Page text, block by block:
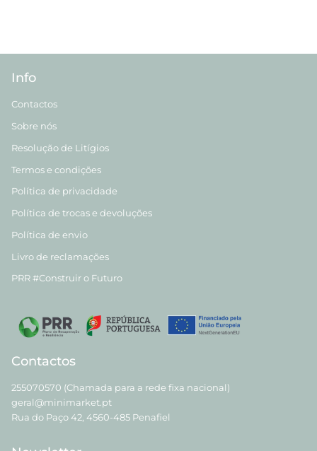
Info
Contactos
Sobre nós
Resolução de Litígios
Termos e condições
Política de privacidade
Política de trocas e devoluções
Política de envio
Livro de reclamações
PRR #Construir o Futuro
Contactos
255070570 (Chamada para a rede fixa nacional)
geral@minimarket.pt
Rua do Paço 42, 4560-485 Penafiel